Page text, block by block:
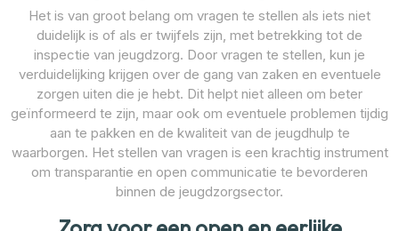
Het is van groot belang om vragen te stellen als iets niet
duidelijk is of als er twijfels zijn, met betrekking tot de
inspectie van jeugdzorg. Door vragen te stellen, kun je
verduidelijking krijgen over de gang van zaken en eventuele
zorgen uiten die je hebt. Dit helpt niet alleen om beter
geïnformeerd te zijn, maar ook om eventuele problemen tijdig
aan te pakken en de kwaliteit van de jeugdhulp te
waarborgen. Het stellen van vragen is een krachtig instrument
om transparantie en open communicatie te bevorderen
binnen de jeugdzorgsector.